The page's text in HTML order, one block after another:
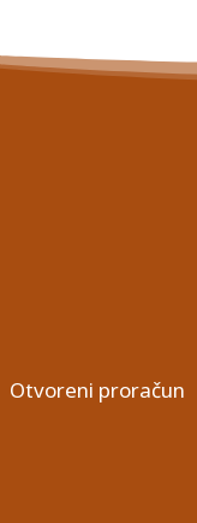
Otvoreni proračun